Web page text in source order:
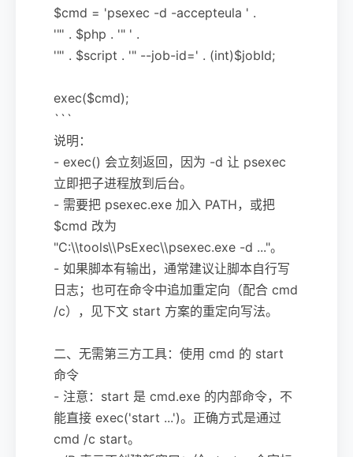
$cmd = 'psexec -d -accepteula ' .
'"' . $php . '" ' .
'"' . $script . '" --job-id=' . (int)$jobId;
exec($cmd);
```
说明：
- exec() 会立刻返回，因为 -d 让 psexec
立即把子进程放到后台。
- 需要把 psexec.exe 加入 PATH，或把
$cmd 改为
"C:\\tools\\PsExec\\psexec.exe -d ..."。
- 如果脚本有输出，通常建议让脚本自行写
日志；也可在命令中追加重定向（配合 cmd
/c），见下文 start 方案的重定向写法。
二、无需第三方工具：使用 cmd 的 start
命令
- 注意：start 是 cmd.exe 的内部命令，不
能直接 exec('start ...')。正确方式是通过
cmd /c start。